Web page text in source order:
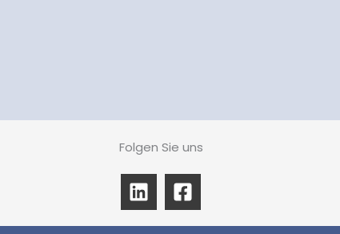
Folgen Sie uns